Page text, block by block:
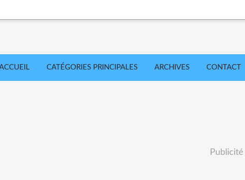
CATÉGORIES PRINCIPALES ARCHIVES CONTACT
Publicité